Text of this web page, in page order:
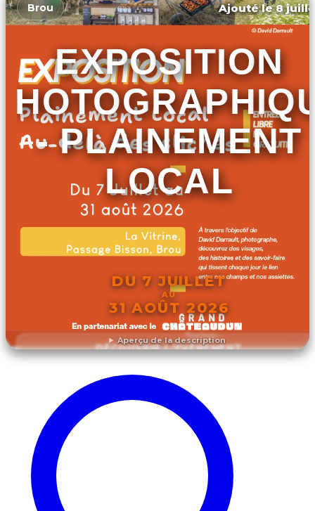
Aperçu de la description
Brou Ajouté le 8
EXPOSITION
- PLAINEMENT
LOCAL
DU 7 JUILLET
AU
31 AOÛT 2026
DÉCOUVRIR L'ÉVÉNEMENT